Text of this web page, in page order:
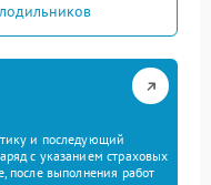
и последующий
с указанием страховых
после выполнения работ